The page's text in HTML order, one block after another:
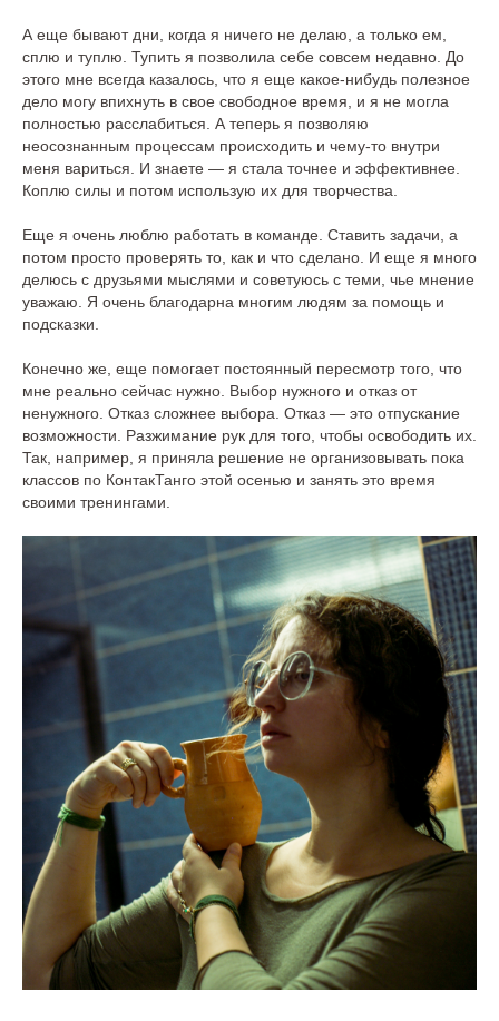
А еще бывают дни, когда я ничего не делаю, а только ем,
сплю и туплю. Тупить я позволила себе совсем недавно. До
этого мне всегда казалось, что я еще какое-нибудь полезное
дело могу впихнуть в свое свободное время, и я не могла
полностью расслабиться. А теперь я позволяю
неосознанным процессам происходить и чему-то внутри
меня вариться. И знаете — я стала точнее и эффективнее.
Коплю силы и потом использую их для творчества.
Еще я очень люблю работать в команде. Ставить задачи, а
потом просто проверять то, как и что сделано. И еще я много
делюсь с друзьями мыслями и советуюсь с теми, чье мнение
уважаю. Я очень благодарна многим людям за помощь и
подсказки.
Конечно же, еще помогает постоянный пересмотр того, что
мне реально сейчас нужно. Выбор нужного и отказ от
ненужного. Отказ сложнее выбора. Отказ — это отпускание
возможности. Разжимание рук для того, чтобы освободить их.
Так, например, я приняла решение не организовывать пока
классов по КонтакТанго этой осенью и занять это время
своими тренингами.